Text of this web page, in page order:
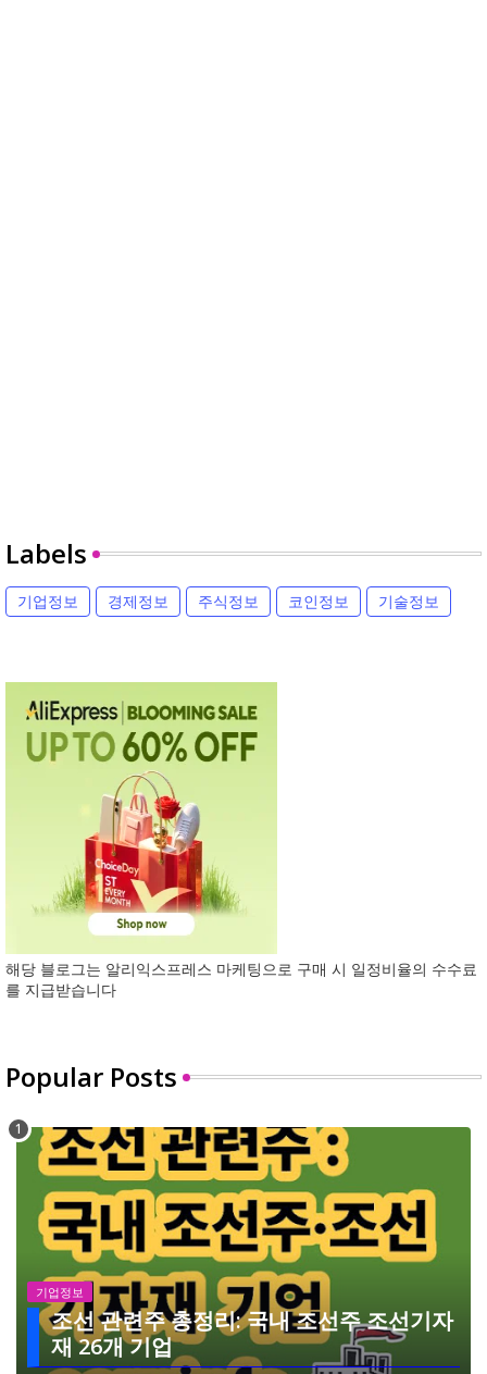
Labels
기업정보 경제정보 주식정보 코인정보 기술정보
해당 블로그는 알리익스프레스 마케팅으로 구매 시 일정비율의 수수료
를 지급받습니다
Popular Posts
기업정보
조선 관련주 총정리: 국내 조선주 조선기자
재 26개 기업